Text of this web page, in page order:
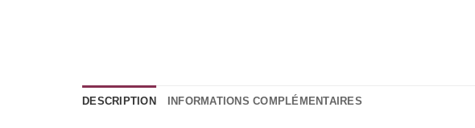
DESCRIPTION INFORMATIONS COMPLÉMENTAIRES